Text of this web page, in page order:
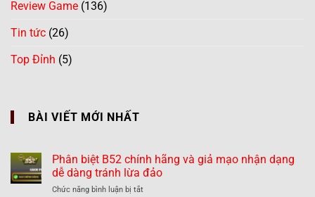
Review Game (136)
Tin tức (26)
Top Đỉnh (5)
BÀI VIẾT MỚI NHẤT
Phân biệt B52 chính hãng và giả mạo nhận dạng
dễ dàng tránh lừa đảo
Chức năng bình luận bị tắt